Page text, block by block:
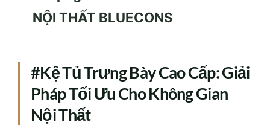
NỘI THẤT BLUECONS
#Kệ Tủ Trưng Bày Cao Cấp: Giải
Pháp Tối Ưu Cho Không Gian
Nội Thất